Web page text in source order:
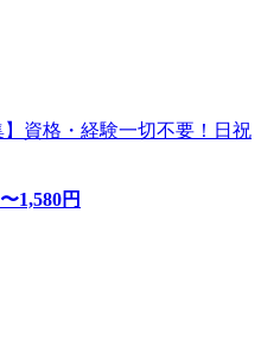
】資格・経験一切不要！日祝
1,580円